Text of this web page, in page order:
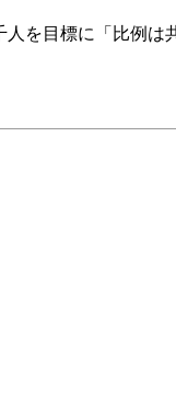
を目標に「比例は